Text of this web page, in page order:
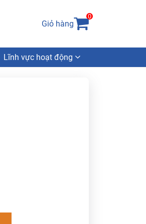
Giỏ hàng
0
Lĩnh vực hoạt động